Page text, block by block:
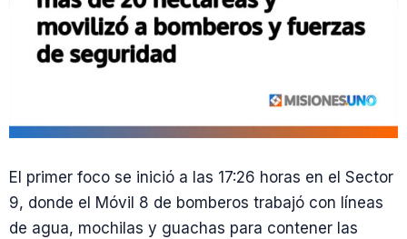
El primer foco se inició a las 17:26 horas en el Sector
9, donde el Móvil 8 de bomberos trabajó con líneas
de agua, mochilas y guachas para contener las